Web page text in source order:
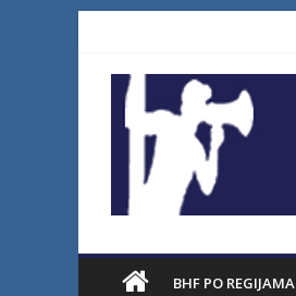
BHF PO REGIJAMA